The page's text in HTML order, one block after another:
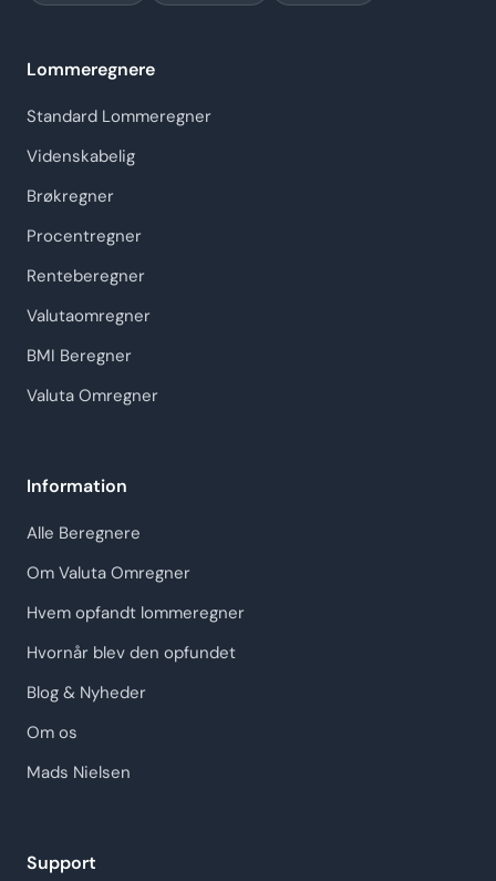
Lommeregnere
Standard Lommeregner
Videnskabelig
Brøkregner
Procentregner
Renteberegner
Valutaomregner
BMI Beregner
Valuta Omregner
Information
Alle Beregnere
Om Valuta Omregner
Hvem opfandt lommeregner
Hvornår blev den opfundet
Blog & Nyheder
Om os
Mads Nielsen
Support